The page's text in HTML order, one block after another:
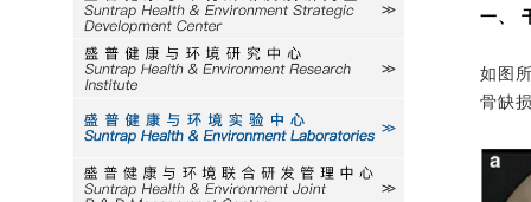
一、
如图
骨缺
研究室
研究中心
实验中心
研发中心